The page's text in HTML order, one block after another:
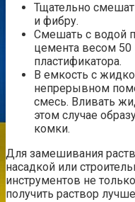
Тщательно
и фибру.
Смешать с водой
цемента весом 50
пластификатора.
В емкость с
непрерывном
смесь. Вливать
этом случае
комки.
Для замешивания
насадкой или
инструментов не
получить раствор